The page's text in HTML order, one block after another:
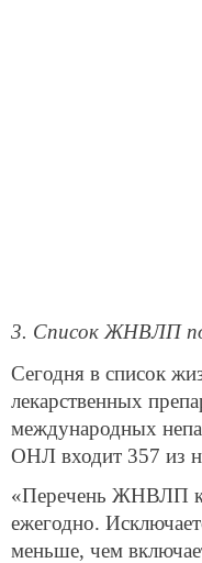
3. Список ЖНВЛП
Сегодня в список
лекарственных
международных
ОНЛ входит 357 из
«Перечень ЖНВЛП
ежегодно.
меньше, чем